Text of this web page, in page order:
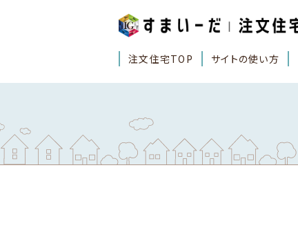
注文住宅TOP サイトの使い方